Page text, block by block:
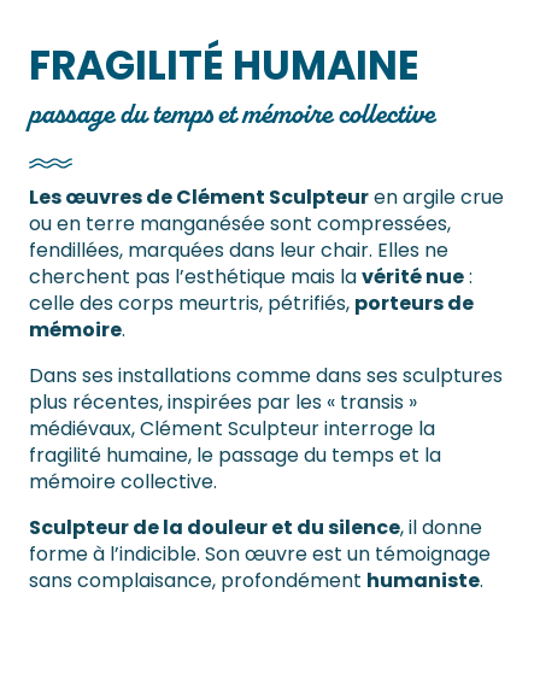
FRAGILITÉ HUMAINE
passage du temps et mémoire collective
Les œuvres de Clément Sculpteuren argile crue
ou en terre manganésée sont compressées,
fendillées, marquées dans leur chair. Elles ne
cherchent pas l’esthétique mais lavérité nue:
celle des corps meurtris, pétrifiés, porteurs de
mémoire.
Dans ses installations comme dans ses sculptures
plus récentes, inspirées par les « transis »
médiévaux, Clément Sculpteur interroge la
fragilité humaine, le passage du temps et la
mémoire collective.
Sculpteur de la douleur et du silence, il donne
forme à l’indicible. Son œuvre est un témoignage
sans complaisance, profondément humaniste.